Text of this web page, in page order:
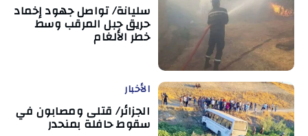
سليانة/ تواصل جهود إخماد
حريق جبل المرقب وسط
خطر الألغام
الأخبار
الجزائر/ قتلى ومصابون في
سقوط حافلة بمنحدر